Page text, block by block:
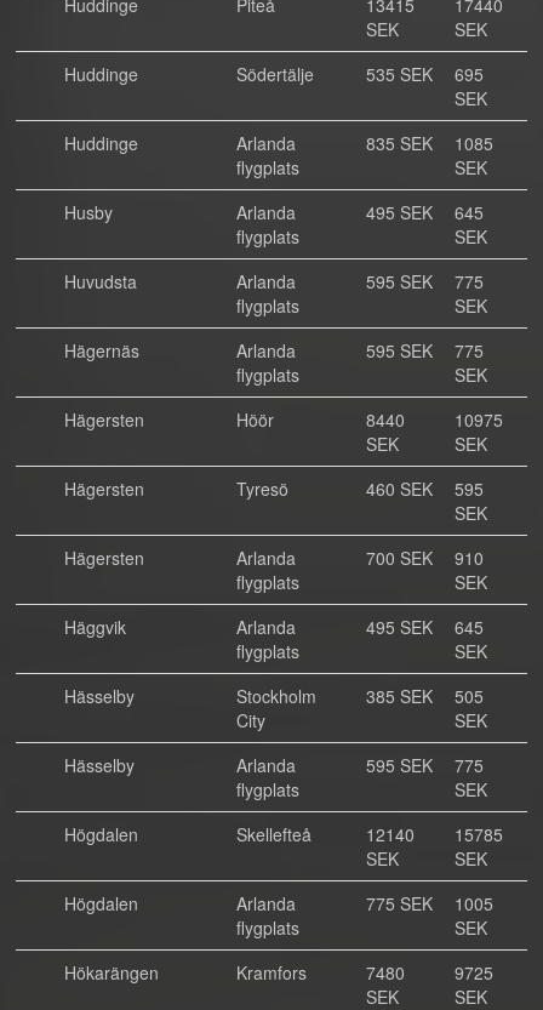
Huddinge
Piteå
13415
SEK
17440
SEK
Huddinge
Södertälje 535 SEK
695
SEK
Huddinge
Arlanda
flygplats
835 SEK
1085
SEK
Husby
Arlanda
flygplats
495 SEK
645
SEK
Huvudsta
Arlanda
flygplats
595 SEK
775
SEK
Hägernäs
Arlanda
flygplats
595 SEK
775
SEK
Hägersten
Höör
8440
SEK
10975
SEK
Hägersten
Tyresö 460 SEK
595
SEK
Hägersten
Arlanda
flygplats
700 SEK
910
SEK
Häggvik
Arlanda
flygplats
495 SEK
645
SEK
Hässelby
Stockholm
City
385 SEK
505
SEK
Hässelby
Arlanda
flygplats
595 SEK
775
SEK
Högdalen
Skellefteå
12140
SEK
15785
SEK
Högdalen
Arlanda
flygplats
775 SEK
1005
SEK
Hökarängen
Kramfors
7480
SEK
9725
SEK